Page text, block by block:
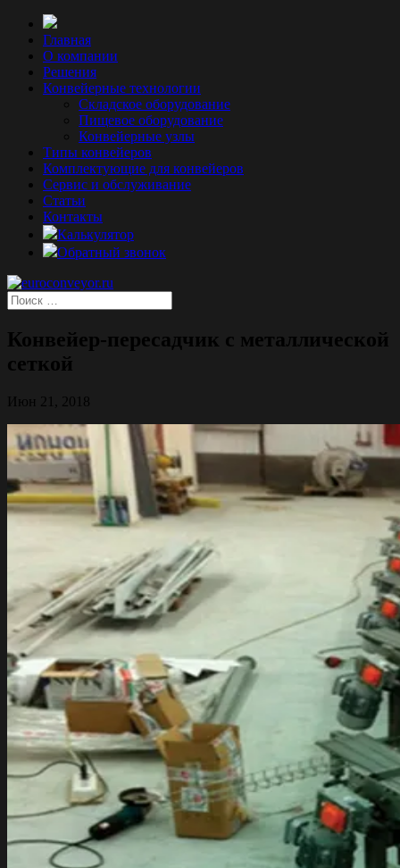
Главная
О компании
Решения
Конвейерные технологии
Складское оборудование
Пищевое оборудование
Конвейерные узлы
Типы конвейеров
Комплектующие для конвейеров
Сервис и обслуживание
Статьи
Контакты
Калькулятор
Обратный звонок
Конвейер-пересадчик с металлической
сеткой
Июн 21, 2018